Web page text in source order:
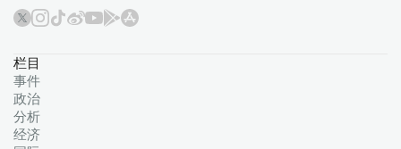
栏目
事件
政治
分析
经济